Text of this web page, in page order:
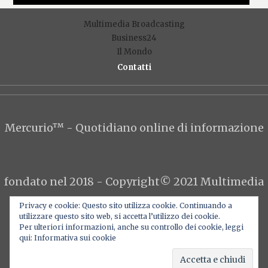
Multimedia Broadcasting
Business24
Il Mondo
Contatti
FT
Y
I
L
Privacy e cookie: Questo sito utilizza cookie. Continuando a
utilizzare questo sito web, si accetta l’utilizzo dei cookie.
Per ulteriori informazioni, anche su controllo dei cookie, leggi
qui: Informativa sui cookie